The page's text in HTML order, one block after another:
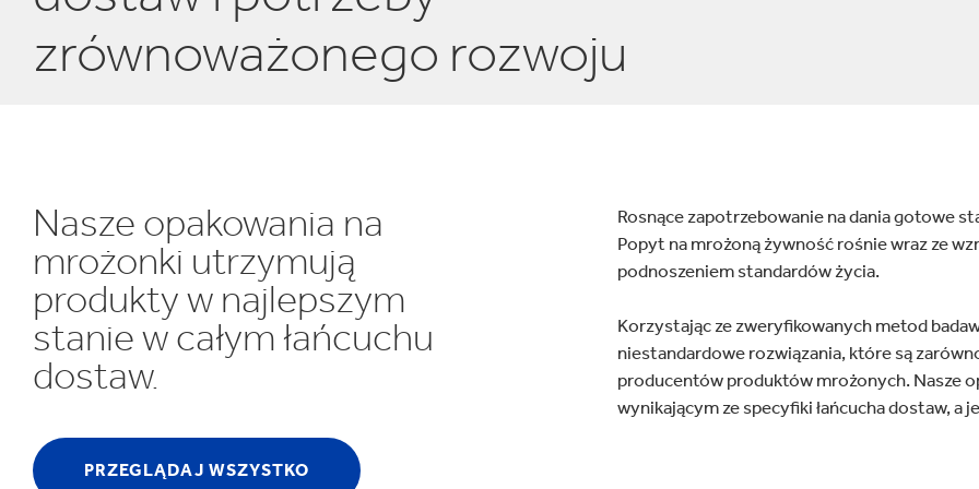
zrównoważonego rozwoju
Nasze opakowania na
mrożonki utrzymują
produkty w najlepszym
stanie w całym łańcuchu
dostaw.
Rosnące zapotrzebowanie na dania gotowe
Popyt na mrożoną żywność rośnie wraz ze
podnoszeniem standardów życia.
Korzystając ze zweryfikowanych metod
niestandardowe rozwiązania, które są
producentów produktów mrożonych. Nasze
wynikającym ze specyfiki łańcucha dostaw,
PRZEGLĄDAJ WSZYSTKO